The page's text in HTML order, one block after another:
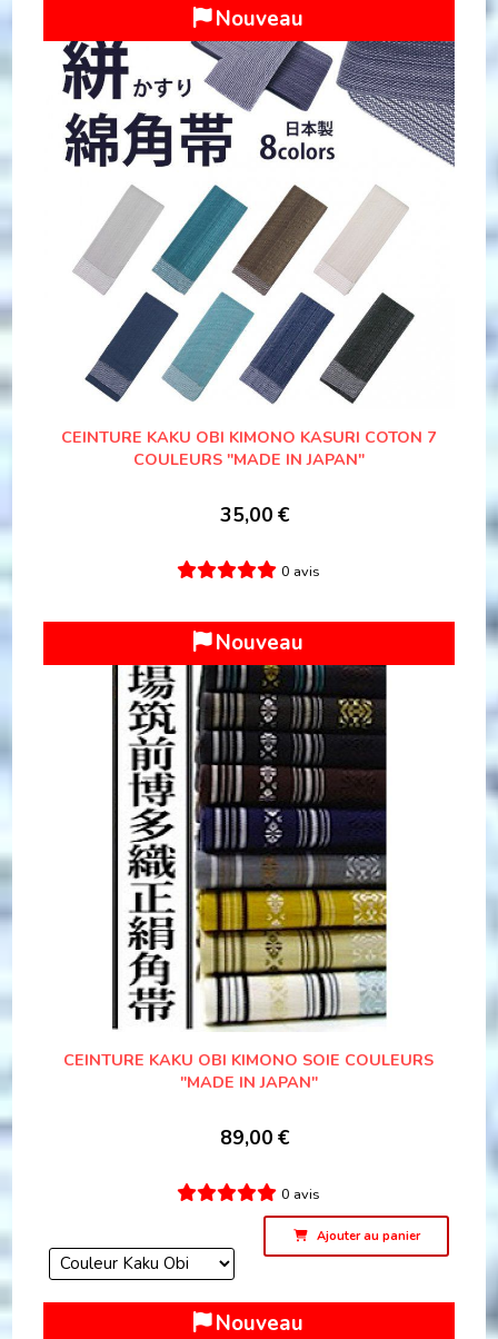
Nouveau
CEINTURE KAKU OBI KIMONO KASURI COTON 7
COULEURS "MADE IN JAPAN"
35,00 €
0 avis
Nouveau
CEINTURE KAKU OBI KIMONO SOIE COULEURS
"MADE IN JAPAN"
89,00 €
0 avis
Ajouter au panier
Nouveau